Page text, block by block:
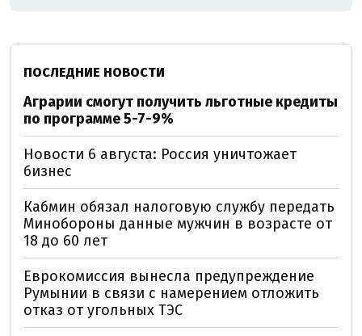
ПОСЛЕДНИЕ НОВОСТИ
Аграрии смогут получить льготные кредиты
по программе 5-7-9%
Новости 6 августа: Россия уничтожает
бизнес
Кабмин обязал налоговую службу передать
Минобороны данные мужчин в возрасте от
18 до 60 лет
Еврокомиссия вынесла предупреждение
Румынии в связи с намерением отложить
отказ от угольных ТЭС